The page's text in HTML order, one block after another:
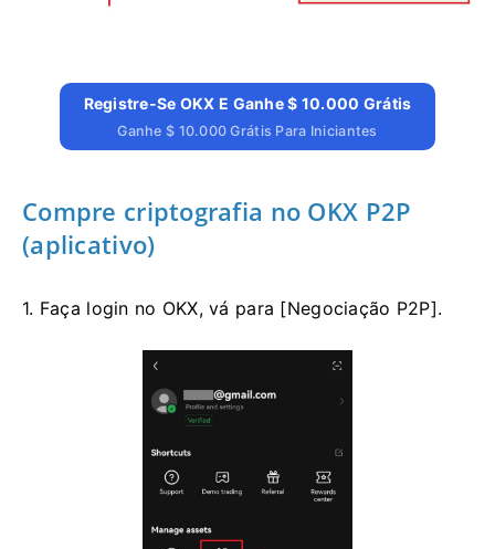
Registre-Se OKX E Ganhe $ 10.000 Grátis
Ganhe $ 10.000 Grátis Para Iniciantes
Compre criptografia no OKX P2P
1. Faça login no OKX, vá para [Negociação P2P].